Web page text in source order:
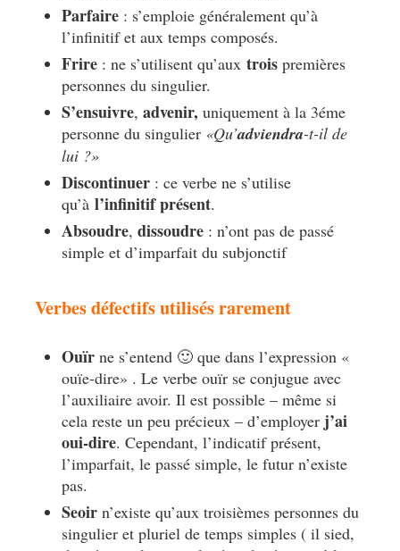
Parfaire : s’emploie généralement qu’à
l’infinitif et aux temps composés.
Frire : ne s’utilisent qu’aux trois premières
personnes du singulier.
S’ensuivre, advenir, uniquement à la 3éme
personne du singulier «Qu’adviendra-t-il de
lui ?»
Discontinuer : ce verbe ne s’utilise
qu’à l’infinitif présent.
Absoudre, dissoudre : n’ont pas de passé
simple et d’imparfait du subjonctif
Verbes défectifs utilisés rarement
Ouïr ne s’entend 🙂 que dans l’expression «
ouïe-dire» . Le verbe ouïr se conjugue avec
l’auxiliaire avoir. Il est possible – même si
cela reste un peu précieux – d’employer j’ai
oui-dire. Cependant, l’indicatif présent,
l’imparfait, le passé simple, le futur n’existe
pas.
Seoir n’existe qu’aux troisièmes personnes du
singulier et pluriel de temps simples ( il sied,